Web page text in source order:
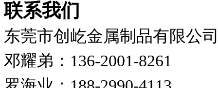
联系我们
东莞市创屹金属制品有限公
邓耀弟：136-2001-8261